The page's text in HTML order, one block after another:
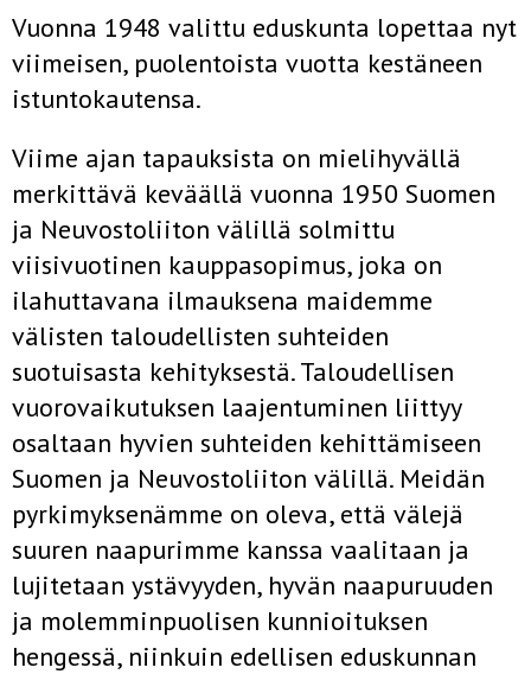
Vuonna 1948 valittu eduskunta lopettaa nyt
viimeisen, puolentoista vuotta kestäneen
istuntokautensa.
Viime ajan tapauksista on mielihyvällä
merkittävä keväällä vuonna 1950 Suomen
ja Neuvostoliiton välillä solmittu
viisivuotinen kauppasopimus, joka on
ilahuttavana ilmauksena maidemme
välisten taloudellisten suhteiden
suotuisasta kehityksestä. Taloudellisen
vuorovaikutuksen laajentuminen liittyy
osaltaan hyvien suhteiden kehittämiseen
Suomen ja Neuvostoliiton välillä. Meidän
pyrkimyksenämme on oleva, että välejä
suuren naapurimme kanssa vaalitaan ja
lujitetaan ystävyyden, hyvän naapuruuden
ja molemminpuolisen kunnioituksen
hengessä, niinkuin edellisen eduskunnan